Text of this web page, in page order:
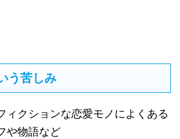
う苦しみ
ィクションな恋愛モノによくある
や物語など